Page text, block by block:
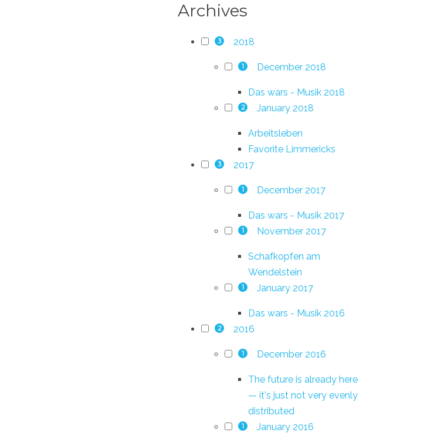
Archives
3 2018
1 December 2018
Das wars - Musik 2018
2 January 2018
Arbeitsleben
Favorite Limmericks
3 2017
1 December 2017
Das wars - Musik 2017
1 November 2017
Schafkopfen am
Wendelstein
1 January 2017
Das wars - Musik 2016
2 2016
1 December 2016
The future is already here
— it's just not very evenly
distributed
1 January 2016